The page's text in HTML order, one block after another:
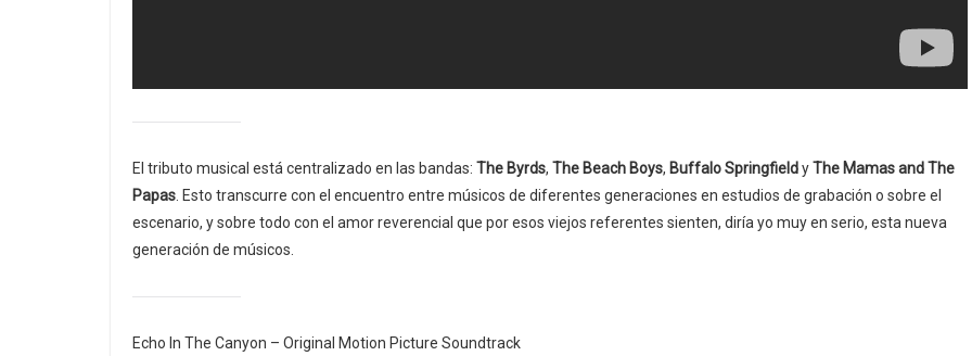
El tributo musical está centralizado en las bandas: The Byrds, The Beach Boys, Buffalo SpringfieldyThe Mamas and The
Papas. Esto transcurre con el encuentro entre músicos de diferentes generaciones en estudios de grabación o sobre el
escenario, y sobre todo con el amor reverencial que por esos viejos referentes sienten, diría yo muy en serio, esta nueva
generación de músicos.
Echo In The Canyon – Original Motion Picture Soundtrack